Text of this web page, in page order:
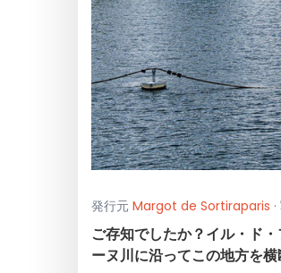
発行元 Margot de Sortiraparis
ご存知でしたか？イル・ド
ーヌ川に沿ってこの地方を